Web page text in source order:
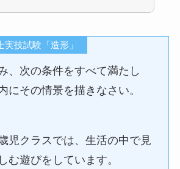
技試験「造形」
、次の条件をすべて満たし
にその情景を描きなさい。
児クラスでは、生活の中で見
む遊びをしています。